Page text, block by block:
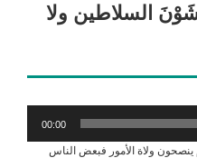
السلاطين ولا
00:00
ولاة الأمور فبعض الناس